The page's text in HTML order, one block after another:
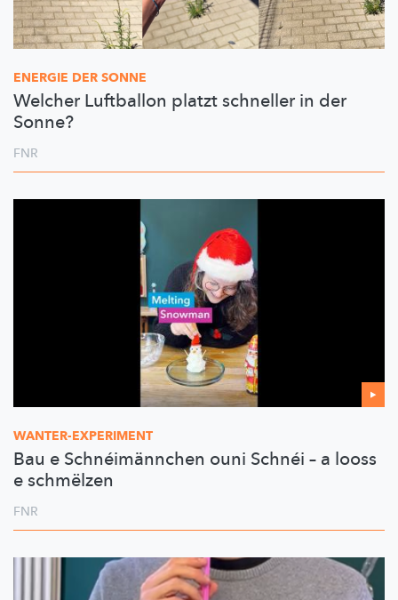
ENERGIE DER SONNE
Welcher Luftballon platzt schneller in der
Sonne?
FNR
WANTER-EXPERIMENT
Bau e Schnéimännchen ouni Schnéi – a looss
e schmëlzen
FNR